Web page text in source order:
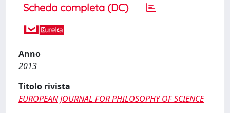
Scheda completa (DC)
Anno
2013
Titolo rivista
EUROPEAN JOURNAL FOR PHILOSOPHY OF SCIENCE